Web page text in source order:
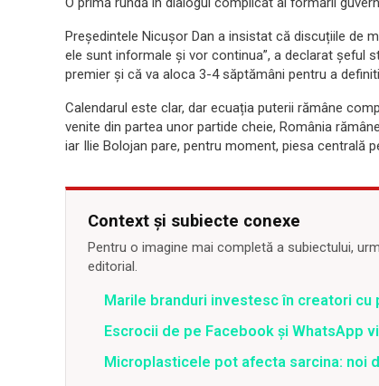
Președintele Nicușor Dan a insistat că discuțiile de
ele sunt informale și vor continua”, a declarat șeful
premier și că va aloca 3-4 săptămâni pentru a
Calendarul este clar, dar ecuația puterii rămâne
venite din partea unor partide cheie, România
iar Ilie Bolojan pare, pentru moment, piesa centrală
Context și subiecte conexe
Pentru o imagine mai completă a subiectului,
editorial.
Marile branduri investesc în creatori
Escrocii de pe Facebook și WhatsApp
Microplasticele pot afecta sarcina: noi